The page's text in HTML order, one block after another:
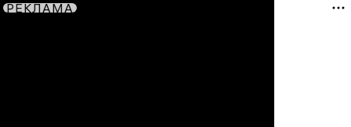
РЕКЛАМА